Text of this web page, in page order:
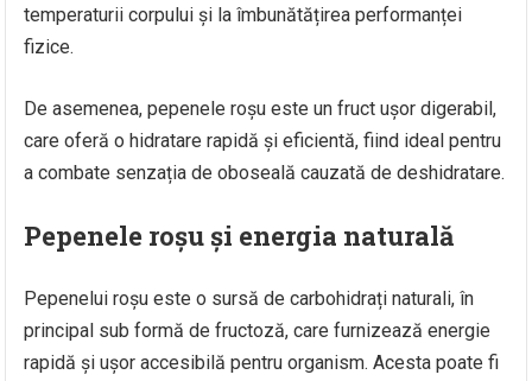
temperaturii corpului și la îmbunătățirea performanței
fizice.
De asemenea, pepenele roșu este un fruct ușor digerabil,
care oferă o hidratare rapidă și eficientă, fiind ideal pentru
a combate senzația de oboseală cauzată de deshidratare.
Pepenele roșu și energia naturală
Pepenelui roșu este o sursă de carbohidrați naturali, în
principal sub formă de fructoză, care furnizează energie
rapidă și ușor accesibilă pentru organism. Acesta poate fi